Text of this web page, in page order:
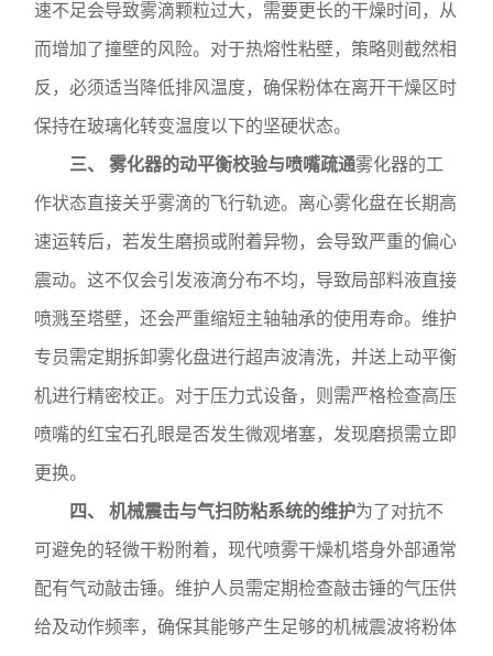
速不足会导致雾滴颗粒过大，需要更长的干燥时间，从
而增加了撞壁的风险。对于热熔性粘壁，策略则截然相
反，必须适当降低排风温度，确保粉体在离开干燥区时
保持在玻璃化转变温度以下的坚硬状态。
三、 雾化器的动平衡校验与喷嘴疏通雾化器的工
作状态直接关乎雾滴的飞行轨迹。离心雾化盘在长期高
速运转后，若发生磨损或附着异物，会导致严重的偏心
震动。这不仅会引发液滴分布不均，导致局部料液直接
喷溅至塔壁，还会严重缩短主轴轴承的使用寿命。维护
专员需定期拆卸雾化盘进行超声波清洗，并送上动平衡
机进行精密校正。对于压力式设备，则需严格检查高压
喷嘴的红宝石孔眼是否发生微观堵塞，发现磨损需立即
更换。
四、 机械震击与气扫防粘系统的维护为了对抗不
可避免的轻微干粉附着，现代喷雾干燥机塔身外部通常
配有气动敲击锤。维护人员需定期检查敲击锤的气压供
给及动作频率，确保其能够产生足够的机械震波将粉体